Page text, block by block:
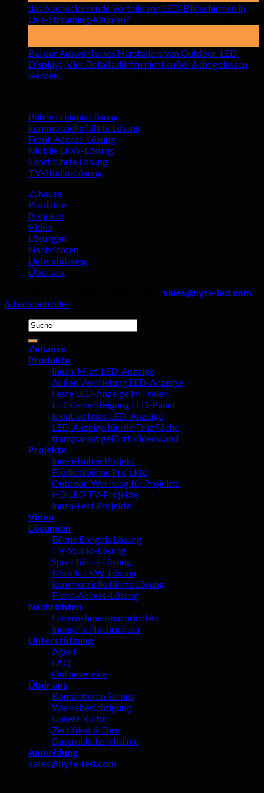
beim
für
das 6 schockierende Vorteile von LED-Bildschirmen in
Live-Streaming-Räumen?
Vorteile
Bei der Auswahl eines Herstellers von Outdoor-LED-
Displays, Vier Details dürfen nicht außer Acht gelassen
werden!
Bühne Ereignis Lösung
kommerzielle führte Lösung
Front-Access-Lösung
Mobile LKW-Lösung
Sport führte Lösung
TV-Studio-Lösung
Zuhause
Produkte
Projekte
Video
Lösungen
Nachrichten
Unterstützung
Über uns
sales@hyte-led.com
& Led controller
Suchen
nach:
Zuhause
Produkte
Innen-Miet-LED-Anzeige
Außen Vermietung LED-Anzeige
Feste LED-Anzeige im Freien
HD kleine Steigung LED-Panel
kreative feste LED-Anzeige
LED-Anzeige für die Tanzfläche
transparent geführt Videowand
Projekte
Innen-Bühne Projekt
Freilichtbühne Projekte
Outdoor-Werbung für Projekte
HD LED TV-Projekte
Innen-Fest Projekte
Video
Lösungen
Bühne Ereignis Lösung
TV-Studio-Lösung
Sport führte Lösung
Mobile LKW-Lösung
kommerzielle führte Lösung
Front-Access-Lösung
Nachrichten
Unternehmensnachrichten
Industrie Nachrichten
Unterstützung
Agent
FAQ
Onlineservice
Über uns
Kontaktieren Sie uns
Werksbesichtigung
Unsere Kultur
Zertifikat & Ehre
Datenschutzrichtlinie
Anmeldung
sales@hyte-led.com